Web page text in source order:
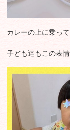
カレーの上に乗っ
子ども達もこの表